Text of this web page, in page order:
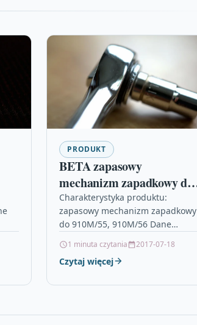
PRODUKT
BETA zapasowy
mechanizm zapadkowy do
910M/55, 910M/56
BE910M/R55
Charakterystyka produktu:
zapasowy mechanizm zapadkowy
do 910M/55, 910M/56 Dane
910M/56 castorama wroclaw,
parapety wewnętrzne marmur,
1 minuta czytania 2017-07-18
Czytaj więcej